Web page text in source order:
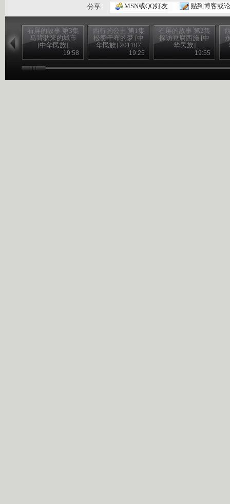
分享
MSN或QQ好友 贴到博客或
石屏的故事 第3集
马背驮来的城市
[中华民族]
19:58
西行的公主 第1集
松赞干布的梦 [中
华民族] 201107
19:25
石屏的故事 第2集
探访豆腐西施 [中
华民族]
19:55